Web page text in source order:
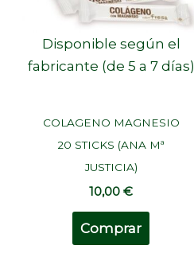
Disponible según el
fabricante (de 5 a 7 días)
COLAGENO MAGNESIO
20 STICKS (ANA Mª
JUSTICIA)
10,00€
Comprar